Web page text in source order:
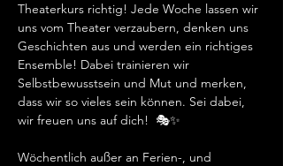
Theaterkurs richtig! Jede Woche lassen wir
uns vom Theater verzaubern, denken uns
Geschichten aus und werden ein richtiges
Ensemble! Dabei trainieren wir
Selbstbewusstsein und Mut und merken,
dass wir so vieles sein können. Sei dabei,
wir freuen uns auf dich!  🎭✨️
Wöchentlich außer an Ferien-, und